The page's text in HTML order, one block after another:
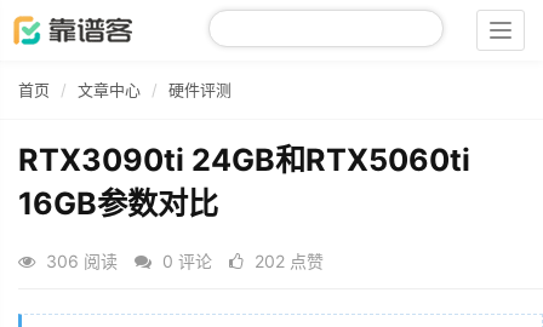
首页 文章中心 硬件评测
RTX3090ti 24GB和RTX5060ti
16GB参数对比
306 阅读 0 评论 202 点赞